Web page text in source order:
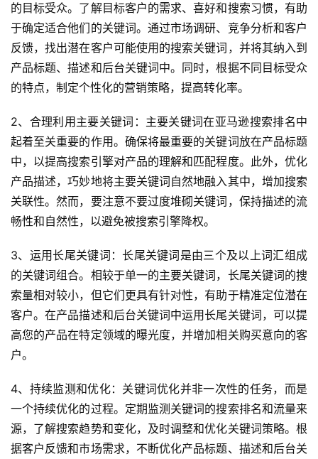
首
全
球
开
店
跨
百
科
社
的目标受众。了解目标客户的需求、喜好和搜索习惯，有助
于确定适合他们的关键词。通过市场调研、竞争分析和客户
反馈，找出潜在客户可能使用的搜索关键词，并将其纳入到
产品标题、描述和后台关键词中。同时，根据不同目标受众
的特点，制定个性化的营销策略，提高转化率。
2、合理利用主要关键词：主要关键词在亚马逊搜索排名中
起着至关重要的作用。确保将最重要的关键词放在产品标题
中，以提高搜索引擎对产品的理解和匹配程度。此外，优化
产品描述，巧妙地将主要关键词自然地融入其中，增加搜索
关联性。然而，要注意不要过度堆砌关键词，保持描述的流
畅性和自然性，以避免被搜索引擎降权。
3、运用长尾关键词：长尾关键词是由三个及以上词汇组成
的关键词组合。相较于单一的主要关键词，长尾关键词的搜
索量相对较小，但它们更具有针对性，有助于精准定位潜在
客户。在产品描述和后台关键词中运用长尾关键词，可以提
高您的产品在特定领域的曝光度，并增加相关购买意向的客
户。
4、持续监测和优化：关键词优化并非一次性的任务，而是
一个持续优化的过程。定期监测关键词的搜索排名和流量来
源，了解搜索趋势和变化，及时调整和优化关键词策略。根
据客户反馈和市场需求，不断优化产品标题、描述和后台关